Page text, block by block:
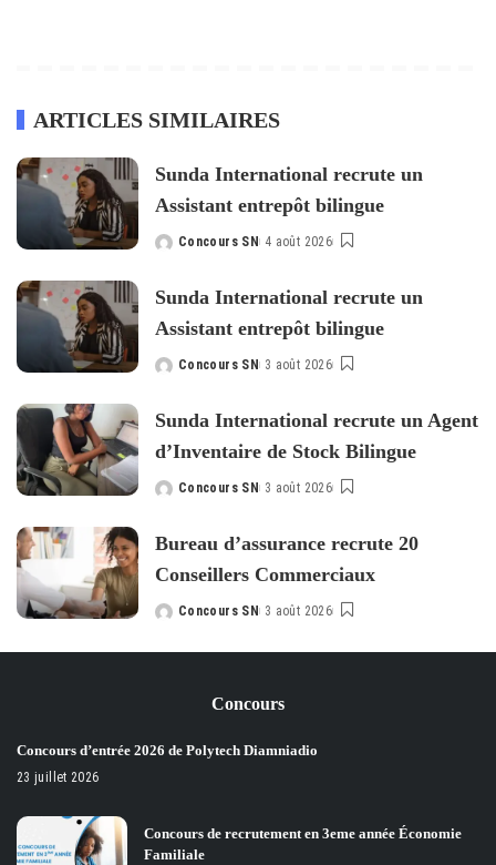
ARTICLES SIMILAIRES
Sunda International recrute un
Assistant entrepôt bilingue
Posted
Concours SN 4 août 2026
Sunda International recrute un
Assistant entrepôt bilingue
Posted
Concours SN 3 août 2026
Sunda International recrute un Agent
d’Inventaire de Stock Bilingue
Posted
Concours SN 3 août 2026
Bureau d’assurance recrute 20
Conseillers Commerciaux
Posted
Concours SN 3 août 2026
Concours
Concours d’entrée 2026 de Polytech Diamniadio
23 juillet 2026
Concours de recrutement en 3eme année Économie
Familiale